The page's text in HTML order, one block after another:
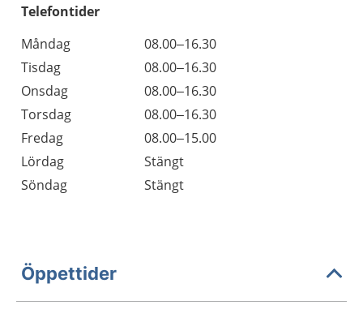
Telefontider
Måndag
08.00–16.30
Tisdag
08.00–16.30
Onsdag
08.00–16.30
Torsdag
08.00–16.30
Fredag
08.00–15.00
Lördag
Stängt
Söndag
Stängt
Öppettider